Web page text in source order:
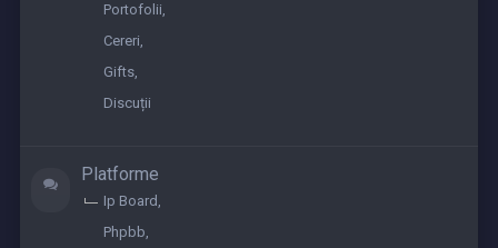
Portofolii
Cereri
Gifts
Discuții
Platforme
Ip Board
Phpbb